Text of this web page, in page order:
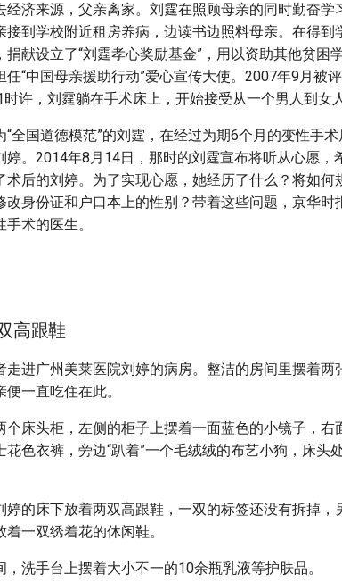
经济来源，父亲离家。刘霆在照顾母亲的同时勤奋学
接到学校附近租房养病，边读书边照料母亲。在得到
捐献设立了“刘霆孝心奖励基金”，用以资助其他贫困
任“中国母亲援助行动”爱心宣传大使。2007年9月被
许，刘霆躺在手术床上，开始接受从一个男人到女
“全国道德模范”的刘霆，在经过为期6个月的变性手
婷。2014年8月14日，那时的刘霆宣布将听从心愿，
术后的刘婷。为了实现心愿，她经历了什么？将如何
改身份证和户口本上的性别？带着这些问题，京华时
术的医生。
高跟鞋
走进广州美莱医院刘婷的病房。整洁的房间里摆着两
一直吃住在此。
个床头柜，左侧的柜子上摆着一面蓝色的小镜子，右
花色衣裤，旁边“趴着”一个毛绒绒的布艺小狗，床头
婷的床下放着两双高跟鞋，一双的标签还没有拆掉，
一双绣着花的休闲鞋。
，洗手台上摆着大小不一的10余瓶乳液等护肤品。